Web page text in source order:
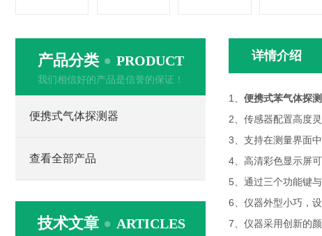
详情介绍
1、 便携式苯气体探
2、传感器配置高度
3、支持在测量界面
4、高清彩色显示屏
5、通过三个功能键
6、仪器外型小巧，
7、仪器采用创新的
产品分类 PRODUCT
我们相信好的产品是信誉的保证！
便携式气体探测器
查看全部产品
技术文章 ARTICLES